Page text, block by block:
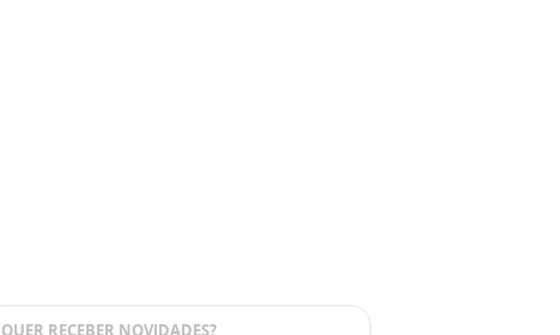
QUER RECEBER NOVIDADES?